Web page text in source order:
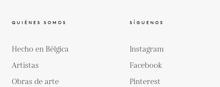
QUIÉNES SOMOS
Hecho en Bélgica
Artistas
Obras de arte
SÍGUENOS
Instagram
Facebook
Pinterest